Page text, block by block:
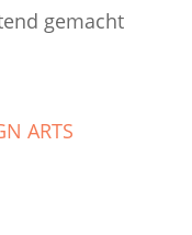
gemacht
ARTS